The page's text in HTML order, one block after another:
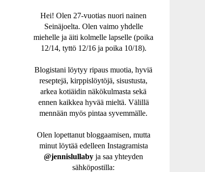
Hei! Olen 27-vuotias nuori nainen
Seinäjoelta. Olen vaimo yhdelle
miehelle ja äiti kolmelle lapselle (poika
12/14, tyttö 12/16 ja poika 10/18).
Blogistani löytyy ripaus muotia, hyviä
reseptejä, kirppislöytöjä, sisustusta,
arkea kotiäidin näkökulmasta sekä
ennen kaikkea hyvää mieltä. Välillä
mennään myös pintaa syvemmälle.
Olen lopettanut bloggaamisen, mutta
minut löytää edelleen Instagramista
@jennislullaby ja saa yhteyden
sähköpostilla: